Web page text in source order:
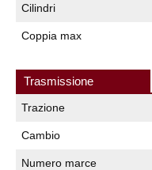
Cilindri
Coppia max
Trasmissione
Trazione
Cambio
Numero marce